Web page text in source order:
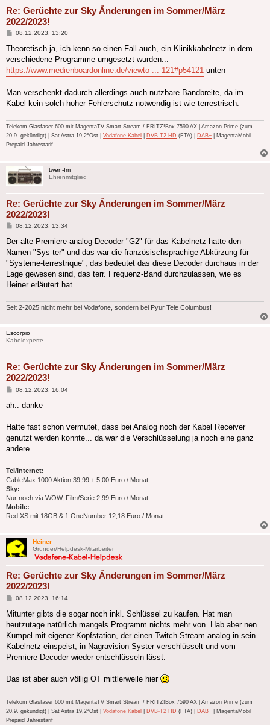
Re: Gerüchte zur Sky Änderungen im Sommer/März
2022/2023!
Beitrag
08.12.2023, 13:20
Theoretisch ja, ich kenn so einen Fall auch, ein Klinikkabelnetz in dem
verschiedene Programme umgesetzt wurden...
https://www.medienboardonline.de/viewto ... 121#p54121 unten
Man verschenkt dadurch allerdings auch nutzbare Bandbreite, da im
Kabel kein solch hoher Fehlerschutz notwendig ist wie terrestrisch.
Telekom Glasfaser 600 mit MagentaTV Smart Stream / FRITZ!Box 7590 AX | Amazon Prime (zum
20.9. gekündigt) | Sat Astra 19,2°Ost | Vodafone Kabel DVB-T2 HD (FTA) | DAB+ | MagentaMobil
Prepaid Jahrestarif
twen-fm
Ehrenmitglied
Re: Gerüchte zur Sky Änderungen im Sommer/März
2022/2023!
Beitrag
08.12.2023, 13:34
Der alte Premiere-analog-Decoder "G2" für das Kabelnetz hatte den
Namen "Sys-ter" und das war die französischsprachige Abkürzung für
"Systeme-terrestrique", das bedeutet das diese Decoder durchaus in der
Lage gewesen sind, das terr. Frequenz-Band durchzulassen, wie es
Heiner erläutert hat.
Seit 2-2025 nicht mehr bei Vodafone, sondern bei Pyur Tele Columbus!
Escorpio
Kabelexperte
Re: Gerüchte zur Sky Änderungen im Sommer/März
2022/2023!
Beitrag
08.12.2023, 16:04
ah.. danke
Hatte fast schon vermutet, dass bei Analog noch der Kabel Receiver
genutzt werden konnte... da war die Verschlüsselung ja noch eine ganz
andere.
Tel/Internet:
CableMax 1000 Aktion 39,99 + 5,00 Euro / Monat
Sky:
Nur noch via WOW, Film/Serie 2,99 Euro / Monat
Mobile:
Red XS mit 18GB & 1 OneNumber 12,18 Euro / Monat
Heiner
Gründer/Helpdesk-Mitarbeiter
Re: Gerüchte zur Sky Änderungen im Sommer/März
2022/2023!
Beitrag
08.12.2023, 16:14
Mitunter gibts die sogar noch inkl. Schlüssel zu kaufen. Hat man
heutzutage natürlich mangels Programm nichts mehr von. Hab aber nen
Kumpel mit eigener Kopfstation, der einen Twitch-Stream analog in sein
Kabelnetz einspeist, in Nagravision Syster verschlüsselt und vom
Premiere-Decoder wieder entschlüsseln lässt.
Das ist aber auch völlig OT mittlerweile hier
Telekom Glasfaser 600 mit MagentaTV Smart Stream / FRITZ!Box 7590 AX | Amazon Prime (zum
20.9. gekündigt) | Sat Astra 19,2°Ost | Vodafone Kabel DVB-T2 HD (FTA) | DAB+ | MagentaMobil
Prepaid Jahrestarif